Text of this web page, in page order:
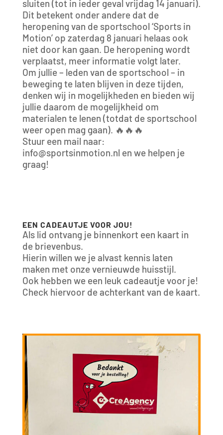
sluiten (tot in ieder geval vrijdag 14 januari).
Dit betekent onder andere dat de
heropening van de sportschool ‘Sports in
Motion’ op zaterdag 8 januari helaas ook
niet door kan gaan. De heropening wordt
verplaatst, meer informatie volgt later.
Om jullie – leden van de sportschool – in
beweging te laten blijven in deze tijden,
denken wij in mogelijkheden en bieden wij
jullie daarom de mogelijkheid om
materialen te lenen (totdat de sportschool
weer open mag gaan). 🔥🔥🔥
Stuur een mail naar:
info@sportsinmotion.nl en we helpen je
graag!
EEN CADEAUTJE VOOR JOU!
Als lid ontvang je binnenkort een kaart in
de brievenbus.
Hierin willen we je alvast kennis laten
maken met onze vernieuwde huisstijl.
Ook hebben we een leuk cadeautje voor je!
Check hiervoor de achterkant van de kaart.